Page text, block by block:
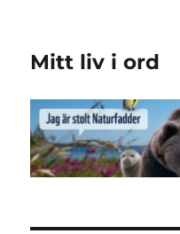
Mitt liv i ord